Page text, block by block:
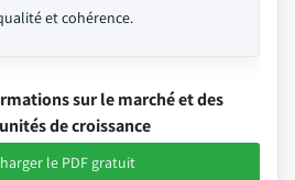
et cohérence.
sur le marché et des
de croissance
le PDF gratuit